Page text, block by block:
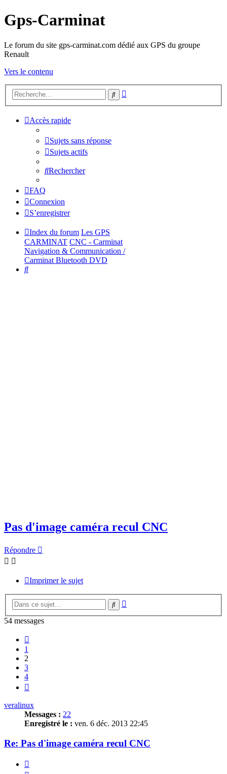
Gps-Carminat
Le forum du site gps-carminat.com dédié aux GPS du groupe
Renault
Vers le contenu
Rechercher
Accès rapide
Sujets sans réponse
Sujets actifs
Rechercher
FAQ
Connexion
S’enregistrer
Index du forum Les GPS
CARMINAT CNC - Carminat
Navigation & Communication /
Carminat Bluetooth DVD
Rechercher
Pas d'image caméra recul CNC
Répondre
Imprimer le sujet
Rechercher
54 messages
1
2
3
4
veralinux
Messages : 22
Enregistré le : ven. 6 déc. 2013 22:45
Re: Pas d'image caméra recul CNC